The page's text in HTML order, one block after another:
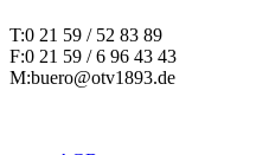
T:0 21 59 / 52 83 89
F:0 21 59 / 6 96 43 43
M:buero@otv1893.de